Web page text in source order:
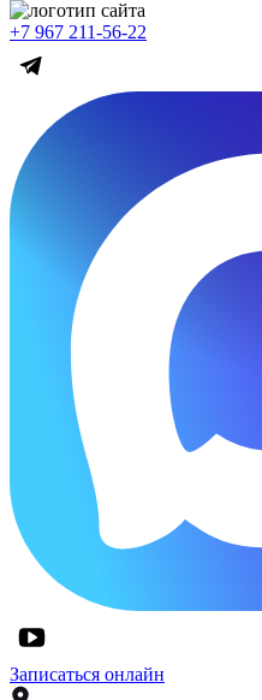
+7 967 211-56-22
Записаться онлайн